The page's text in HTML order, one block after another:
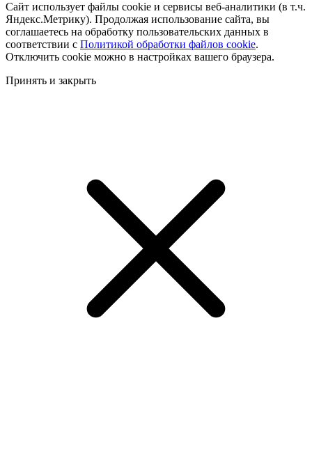
Сайт использует файлы cookie и сервисы веб-аналитики (в т.ч.
Яндекс.Метрику). Продолжая использование сайта, вы
соглашаетесь на обработку пользовательских данных в
соответствии с Политикой обработки файлов cookie.
Отключить cookie можно в настройках вашего браузера.
Принять и закрыть